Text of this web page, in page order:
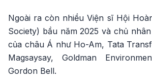
Ngoài ra còn nhiều Viện sĩ Hội
Society) bầu năm 2025 và chủ
của châu Á như Ho-Am, Tata
Magsaysay, Goldman
Gordon Bell.